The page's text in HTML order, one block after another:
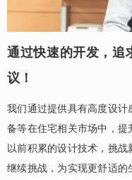
通过快速的开发，追
议！
我们通过提供具有高度设
备等在住宅相关市场中，
以前积累的设计技术，挑
继续挑战，为实现更舒适